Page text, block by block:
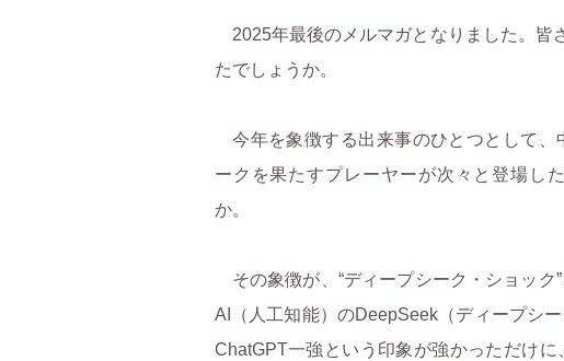
2025年最後のメルマガとなりました。皆
たでしょうか。
今年を象徴する出来事のひとつとして、
ークを果たすプレーヤーが次々と登場し
か。
その象徴が、“ディープシーク・ショック
AI（人工知能）のDeepSeek（ディープシ
ChatGPT一強という印象が強かっただけ